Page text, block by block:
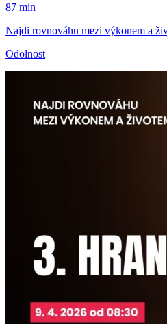
87 min
Najdi rovnováhu mezi výkonem a
Odolnost